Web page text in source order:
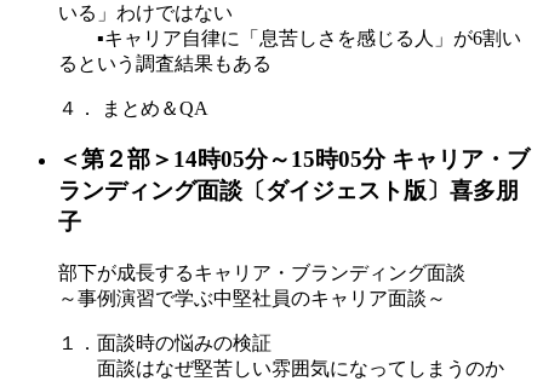
いる」わけではない
▪キャリア自律に「息苦しさを感じる人」が6割い
るという調査結果もある
４． まとめ＆QA
＜第２部＞14時05分～15時05分 キャリア・ブ
ランディング面談〔ダイジェスト版〕喜多朋
子
部下が成長するキャリア・ブランディング面談
～事例演習で学ぶ中堅社員のキャリア面談～
１．面談時の悩みの検証
面談はなぜ堅苦しい雰囲気になってしまうのか